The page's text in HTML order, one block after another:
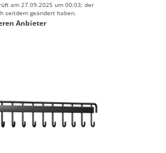
am 27.09.2025 um 00:03; der
seitdem geändert haben.
Anbieter